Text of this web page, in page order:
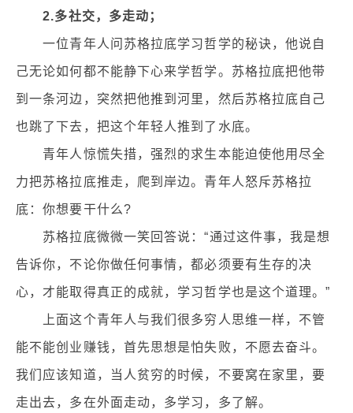
2.多社交，多走动；
一位青年人问苏格拉底学习哲学的秘诀，他说自
己无论如何都不能静下心来学哲学。苏格拉底把他带
到一条河边，突然把他推到河里，然后苏格拉底自己
也跳了下去，把这个年轻人推到了水底。
青年人惊慌失措，强烈的求生本能迫使他用尽全
力把苏格拉底推走，爬到岸边。青年人怒斥苏格拉
底：你想要干什么?
苏格拉底微微一笑回答说：“通过这件事，我是想
告诉你，不论你做任何事情，都必须要有生存的决
心，才能取得真正的成就，学习哲学也是这个道理。”
上面这个青年人与我们很多穷人思维一样，不管
能不能创业赚钱，首先思想是怕失败，不愿去奋斗。
我们应该知道，当人贫穷的时候，不要窝在家里，要
走出去，多在外面走动，多学习，多了解。